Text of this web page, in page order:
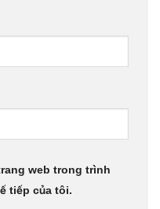
web trong trình
tiếp của tôi.